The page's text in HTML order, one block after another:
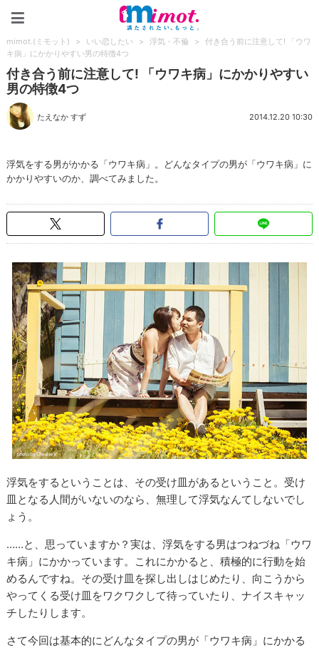
mimot.(ミモット) > いい恋したい > 浮気・不倫 >
付き合う前に注意して! 「ウワ
キ病」にかかりやすい男の特徴4つ
付き合う前に注意して! 「ウワキ病」にかかりやすい
男の特徴4つ
たえなか すず 2014.12.20 10:30
浮気をする男がかかる「ウワキ病」。どんなタイプの男が「ウワキ病」に
かかりやすいのか、調べてみました。
浮気をするということは、その受け皿があるということ。受け
皿となる人間がいないのなら、無理して浮気なんてしないでし
ょう。
……と、思っていますか？実は、浮気をする男はつねづね「ウワ
キ病」にかかっています。これにかかると、積極的に行動を始
めるんですね。その受け皿を探し出しはじめたり、向こうから
やってくる受け皿をワクワクして待っていたり、ナイスキャッ
チしたりします。
さて今回は基本的にどんなタイプの男が「ウワキ病」にかかる